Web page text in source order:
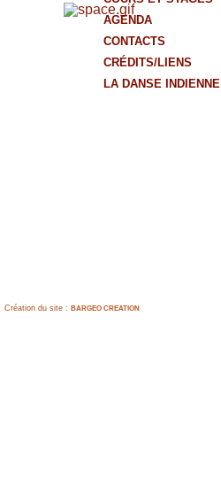
AGENDA
CONTACTS
CRÉDITS/LIENS
LA DANSE INDIENNE
Création du site : BARGEO CREATION